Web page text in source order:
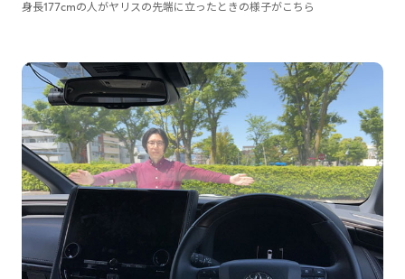
身長177cmの人がヤリスの先端に立ったときの様子がこちら